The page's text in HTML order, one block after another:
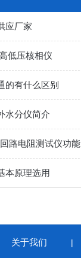
应厂家
低压核相仪
的有什么区别
水分仪简介
本原理选用
关于我们 |